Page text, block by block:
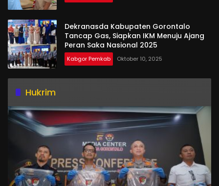
Dekranasda Kabupaten Gorontalo
Tancap Gas, Siapkan IKM Menuju Ajang
Peran Saka Nasional 2025
Kabgor Pemkab Oktober 10, 2025
Hukrim